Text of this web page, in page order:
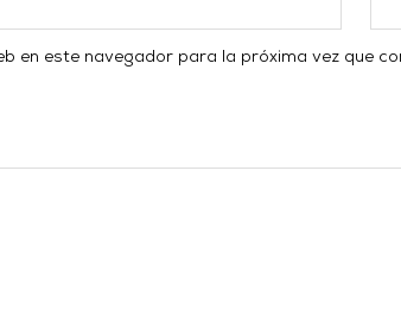
en este navegador para la próxima vez que